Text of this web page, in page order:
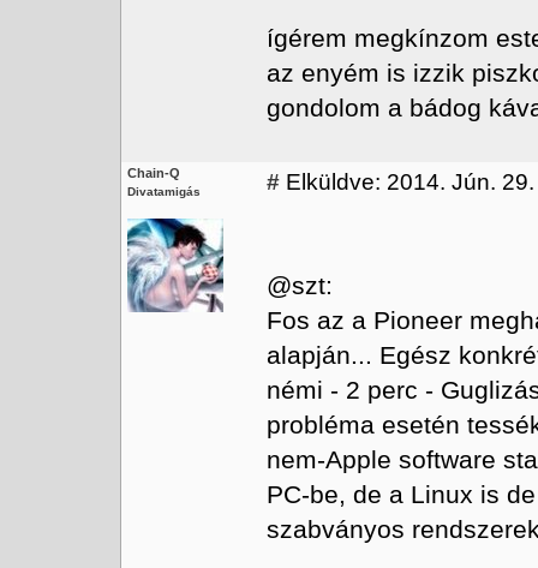
ígérem megkínzom
az enyém is izzik
gondolom a bádog
Chain-Q
Divatamigás # Elküldve: 2014. Jún.
@szt:
Fos az a Pioneer
alapján... Egész
némi - 2 perc -
probléma esetén
nem-Apple software
PC-be, de a Linux is
szabványos